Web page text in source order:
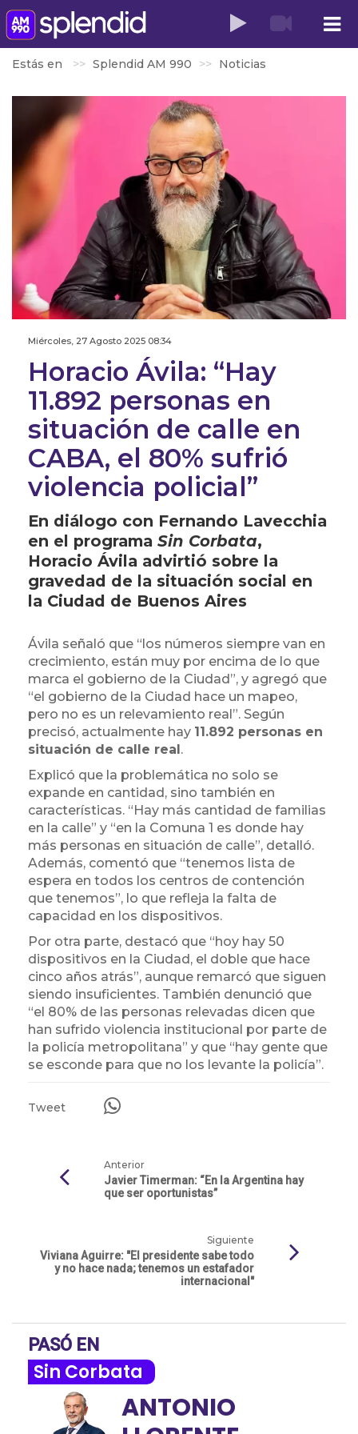
Estás en Splendid AM 990 Noticias
Miércoles, 27 Agosto 2025 08:34
Horacio Ávila: “Hay
11.892 personas en
situación de calle en
CABA, el 80% sufrió
violencia policial”
En diálogo con Fernando Lavecchia
en el programa Sin Corbata,
Horacio Ávila advirtió sobre la
gravedad de la situación social en
la Ciudad de Buenos Aires
Ávila señaló que “los números siempre van en
crecimiento, están muy por encima de lo que
marca el gobierno de la Ciudad”, y agregó que
“el gobierno de la Ciudad hace un mapeo,
pero no es un relevamiento real”. Según
precisó, actualmente hay 11.892 personas en
situación de calle real.
Explicó que la problemática no solo se
expande en cantidad, sino también en
características. “Hay más cantidad de familias
en la calle” y “en la Comuna 1 es donde hay
más personas en situación de calle”, detalló.
Además, comentó que “tenemos lista de
espera en todos los centros de contención
que tenemos”, lo que refleja la falta de
capacidad en los dispositivos.
Por otra parte, destacó que “hoy hay 50
dispositivos en la Ciudad, el doble que hace
cinco años atrás”, aunque remarcó que siguen
siendo insuficientes. También denunció que
“el 80% de las personas relevadas dicen que
han sufrido violencia institucional por parte de
la policía metropolitana” y que “hay gente que
se esconde para que no los levante la policía”.
Tweet
Anterior
Javier Timerman: “En la Argentina hay
que ser oportunistas”
Siguiente
Viviana Aguirre: "El presidente sabe todo
y no hace nada; tenemos un estafador
internacional"
PASÓ EN
Sin Corbata
ANTONIO